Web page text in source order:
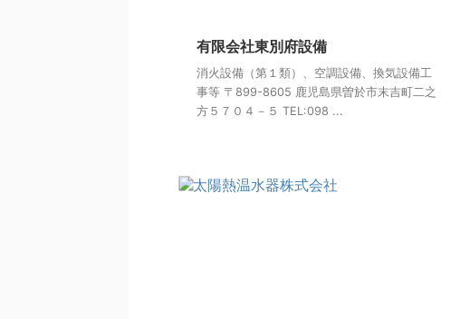
有限会社東別府設備
消火設備（第１類）、空調設備、換気設備工
事等 〒899-8605 鹿児島県曽於市末吉町二之
方５７０４－５ TEL:098 ...